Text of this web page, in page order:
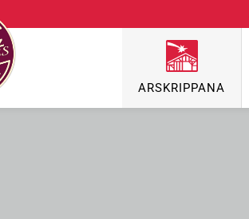
ARSKRIPPANA